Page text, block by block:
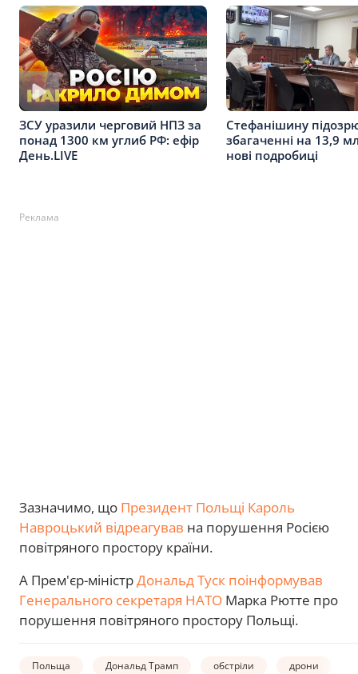
ЗСУ уразили черговий НПЗ за
понад 1300 км углиб РФ: ефір
День.LIVE
Стефанішину
збагаченні на 13,9
нові подробиці
Реклама
Зазначимо, що Президент Польщі Кароль
Навроцький відреагував на порушення Росією
повітряного простору країни.
А Прем'єр-міністрДональд Туск поінформував
Генерального секретаря НАТО Марка Рютте про
порушення повітряного простору Польщі.
Польща Дональд Трамп обстріли дрони